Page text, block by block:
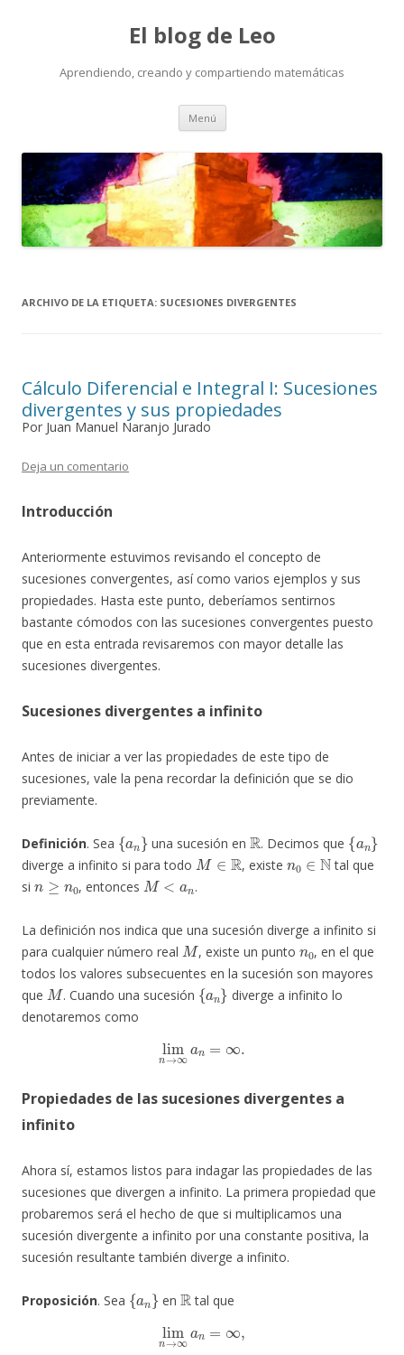
El blog de Leo
Aprendiendo, creando y compartiendo matemáticas
Menú Saltar
contenido
ARCHIVO DE LA ETIQUETA: SUCESIONES DIVERGENTES
Cálculo Diferencial e Integral I: Sucesiones
divergentes y sus propiedades
Por Juan Manuel Naranjo Jurado
Deja un comentario
Introducción
Anteriormente estuvimos revisando el concepto de
sucesiones convergentes, así como varios ejemplos y sus
propiedades. Hasta este punto, deberíamos sentirnos
bastante cómodos con las sucesiones convergentes puesto
que en esta entrada revisaremos con mayor detalle las
sucesiones divergentes.
Sucesiones divergentes a infinito
Antes de iniciar a ver las propiedades de este tipo de
sucesiones, vale la pena recordar la definición que se dio
previamente.
Definición. Sea
{a n}
una sucesión en
R
. Decimos que
{a n}
diverge a infinito si para todo
M∈R
, existe
n0∈N
tal que
si
n≥n0
, entonces
M<an
.
La definición nos indica que una sucesión diverge a infinito si
para cualquier número real
M
, existe un punto
n0
, en el que
todos los valores subsecuentes en la sucesión son mayores
que
M
. Cuando una sucesión
{an}
diverge a infinito lo
denotaremos como
limn → ∞an=∞
Propiedades de las sucesiones divergentes a
infinito
Ahora sí, estamos listos para indagar las propiedades de las
sucesiones que divergen a infinito. La primera propiedad que
probaremos será el hecho de que si multiplicamos una
sucesión divergente a infinito por una constante positiva, la
sucesión resultante también diverge a infinito.
Proposición. Sea
{a n}
en
R
tal que
limn → ∞an=∞